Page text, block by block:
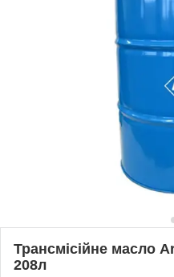
Трансмісійне масло
208л